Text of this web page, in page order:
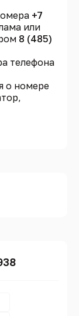
+7
или
8 (485)
телефона
о номере